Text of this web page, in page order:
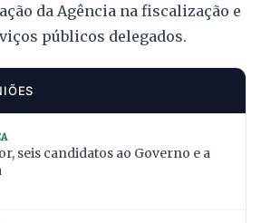
da Agência na fiscalização e
públicos delegados.
seis candidatos ao Governo e a